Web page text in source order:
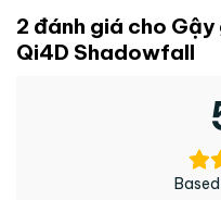
2 đánh giá cho Gậy
Qi4D Shadowfall